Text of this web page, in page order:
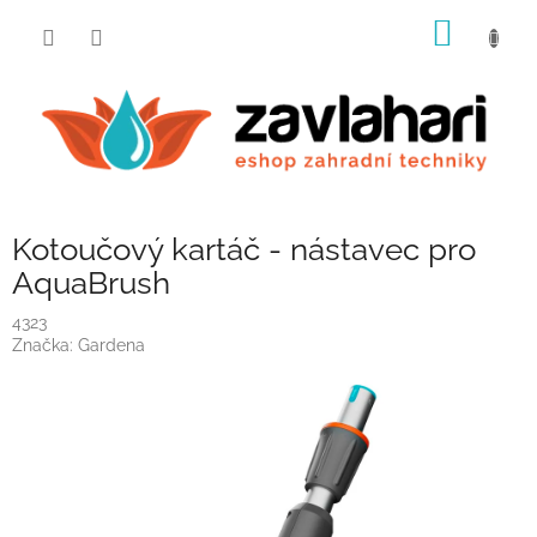
Kotoučový kartáč - nástavec pro
AquaBrush
4323
Značka: Gardena